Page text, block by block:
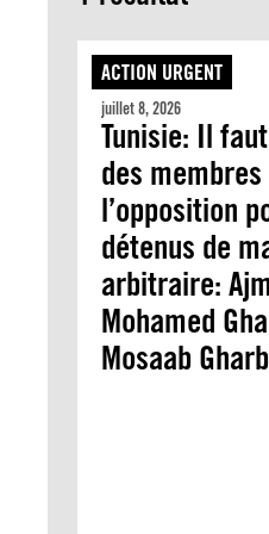
ACTION URGENT
juillet 8, 2026
Tunisie: Il
des membres
l’opposition
détenus de
arbitraire:
Mohamed
Mosaab